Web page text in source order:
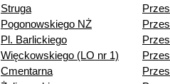
Struga
Pogonowskiego NŻ
Pl. Barlickiego
Więckowskiego (LO nr 1)
Cmentarna